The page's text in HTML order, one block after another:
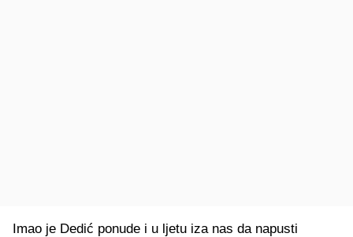
Imao je Dedić ponude i u ljetu iza nas da napusti